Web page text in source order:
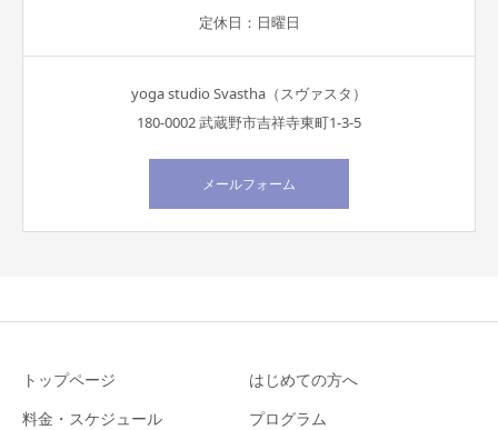
定休日：日曜日
yoga studio Svastha（スヴァスタ）
180-0002 武蔵野市吉祥寺東町1-3-5
メールフォーム
トップページ
はじめての方へ
料金・スケジュール
プログラム